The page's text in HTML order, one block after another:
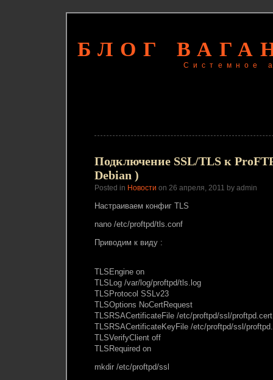
БЛОГ
Системное
Подключение SSL/TLS к
Debian )
Posted in Новости on 26 апреля, 2011 by admin
Настраиваем конфиг TLS
nano /etc/proftpd/tls.conf
Приводим к виду :
TLSEngine on
TLSLog /var/log/proftpd/tls.log
TLSProtocol SSLv23
TLSOptions NoCertRequest
TLSRSACertificateFile /etc/proftpd/ssl/
TLSRSACertificateKeyFile /etc/proftpd/ssl/
TLSVerifyClient off
TLSRequired on
mkdir /etc/proftpd/ssl